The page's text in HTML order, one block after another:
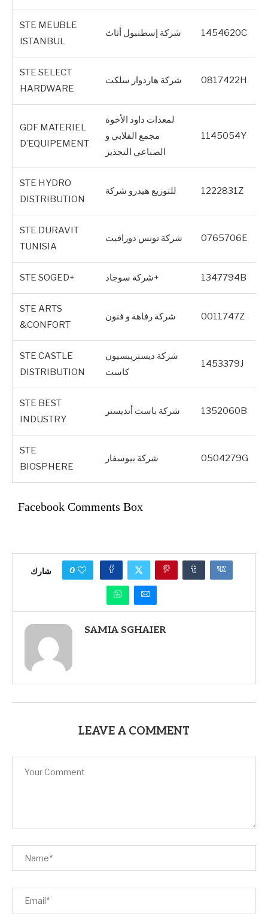
STE MEUBLE
ISTANBUL
شركة إسطنبول أثاث 1454620C
STE SELECT
HARDWARE
شركة هاردوار سلكت 0817422H
GDF MATERIEL
D’EQUIPEMENT
لمعدات داود الأخوة
مجمع الفلابي و
الصناعي التجذيز
1145054Y
STE HYDRO
DISTRIBUTION
للتوزيع هيدرو شركة 1222831Z
STE DURAVIT
TUNISIA
شركة تونس دورافيت 0765706E
STE SOGED+ شركة سوجاد+ 1347794B
STE ARTS
&CONFORT
شركة رفاهة و فنون 0011747Z
STE CASTLE
DISTRIBUTION
شركة ديستريبسيون
كاست
1453379J
STE BEST
INDUSTRY
شركة باست أنديستر 1352060B
STE
BIOSPHERE
شركة بيوسفار 0504279G
Facebook Comments Box
شارك 0
SAMIA SGHAIER
LEAVE A COMMENT